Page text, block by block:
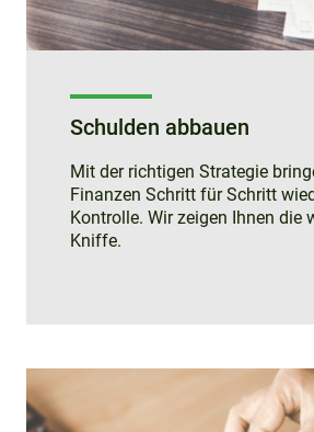
Schulden abbauen
Mit der richtigen Strategie
Finanzen Schritt für Schritt
Kontrolle. Wir zeigen Ihnen die
Kniffe.